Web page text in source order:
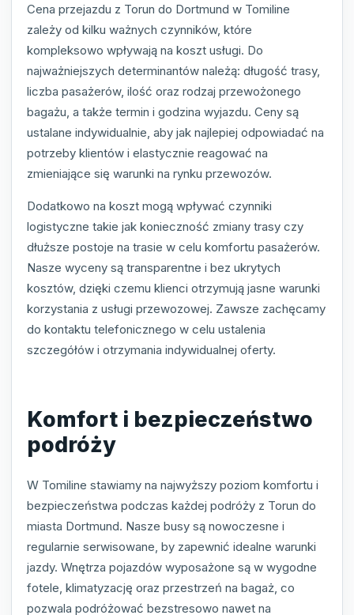
Cena przejazdu z Torun do Dortmund w Tomiline
zależy od kilku ważnych czynników, które
kompleksowo wpływają na koszt usługi. Do
najważniejszych determinantów należą: długość trasy,
liczba pasażerów, ilość oraz rodzaj przewożonego
bagażu, a także termin i godzina wyjazdu. Ceny są
ustalane indywidualnie, aby jak najlepiej odpowiadać na
potrzeby klientów i elastycznie reagować na
zmieniające się warunki na rynku przewozów.
Dodatkowo na koszt mogą wpływać czynniki
logistyczne takie jak konieczność zmiany trasy czy
dłuższe postoje na trasie w celu komfortu pasażerów.
Nasze wyceny są transparentne i bez ukrytych
kosztów, dzięki czemu klienci otrzymują jasne warunki
korzystania z usługi przewozowej. Zawsze zachęcamy
do kontaktu telefonicznego w celu ustalenia
szczegółów i otrzymania indywidualnej oferty.
Komfort i bezpieczeństwo
podróży
W Tomiline stawiamy na najwyższy poziom komfortu i
bezpieczeństwa podczas każdej podróży z Torun do
miasta Dortmund. Nasze busy są nowoczesne i
regularnie serwisowane, by zapewnić idealne warunki
jazdy. Wnętrza pojazdów wyposażone są w wygodne
fotele, klimatyzację oraz przestrzeń na bagaż, co
pozwala podróżować bezstresowo nawet na